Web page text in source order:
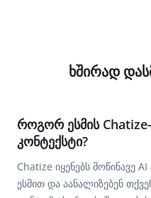
ხშირად
როგორ ესმის Chatize-
კონტექსტი?
Chatize იყენებს მოწინავე
ესმით და აანალიზებენ